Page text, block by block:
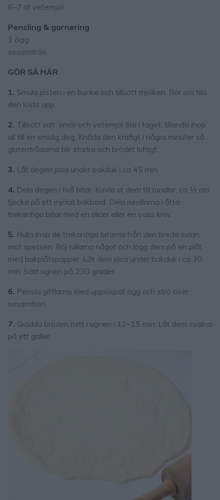
6–7 dl vetemjöl
Pensling & garnering
1 ägg
sesamfrön
GÖR SÅ HÄR
1. Smula jästen i en bunke och tillsätt mjölken. Rör om tills
den lösts upp.
2. Tillsätt salt, smör och vetemjöl, lite i taget. Blanda ihop
all till en smidig deg. Knåda den krafigt i några minuter så
glutentrådarna blir starka och brödet luftigt.
3. Låt degen jäsa under bakduk i ca 45 min.
4. Dela degen i två bitar. Kavla ut dem till rundlar, ca ½ cm
tjocka på ett mjölat bakbord. Dela rundlarna i åtta
trekantiga bitar med en slicer eller en vass kniv.
5. Rulla ihop de trekantiga bitarna från den breda sidan
mot spetsen. Böj rullarna något och lägg dem på en plåt
med bakplåtspapper. Låt dem jäsa under bakduk i ca 30
min. Sätt ugnen på 230 grader.
6. Pensla gifflarna med uppvispat ägg och strö över
sesamfrön.
7. Grädda bröden mitt i ugnen i 12–15 min. Låt dem svalna
på ett galler.